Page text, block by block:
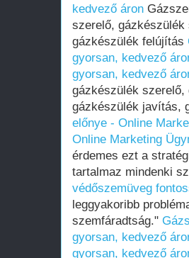
kedvező áron
szerelő,
gázkészülék felújítás
gyorsan, kedvező
gyorsan, kedvező
gázkészülék
gázkészülék javítás,
előnye - Online
Online Marketing
érdemes ezt a
tartalmaz mindenki
védőszemüveg
leggyakoribb
szemfáradtság."
gyorsan, kedvező
gyorsan, kedvező